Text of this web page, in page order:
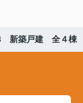
新築戸建 全４棟